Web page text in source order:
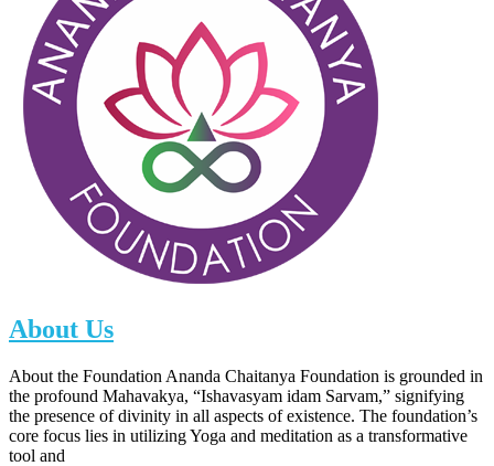
About Us
About the Foundation Ananda Chaitanya Foundation is grounded in
the profound Mahavakya, “Ishavasyam idam Sarvam,” signifying
the presence of divinity in all aspects of existence. The foundation’s
core focus lies in utilizing Yoga and meditation as a transformative
tool and